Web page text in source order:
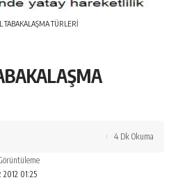
TABAKALAŞMA TÜRLERİ
01:25
4 Dk Okuma